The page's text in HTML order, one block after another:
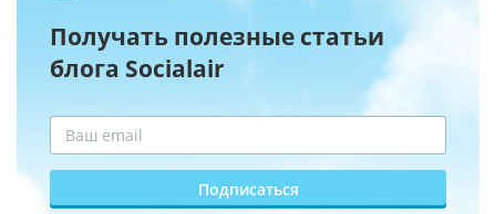
Получать полезные статьи
блога Socialair
Подписаться